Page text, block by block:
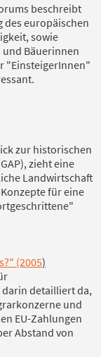
beschreibt
des europäischen
sowie
und Bäuerinnen
"EinsteigerInnen"
zur historischen
zieht eine
Landwirtschaft
für eine
(2005)
detailliert da,
und
EU-Zahlungen
Abstand von